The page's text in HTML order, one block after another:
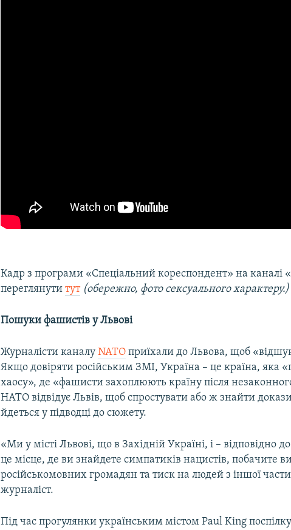
Кадр з програми «Cпеціальний кореспондент» на каналі
переглянутитут (обережно, фото сексуального характеру.)
Пошуки фашистів у Львові
Журналісти каналуNATO приїхали до Львова, щоб
Якщо довіряти російським ЗМІ, Україна – це країна, яка
хаосу», де «фашисти захоплюють країну після
НАТО відвідує Львів, щоб спростувати або ж знайти
йдеться у підводці до сюжету.
«Ми у місті Львові, що в Західній Україні, і – відповідно
це місце, де ви знайдете симпатиків нацистів, побачите
російськомовних громадян та тиск на людей з іншої
журналіст.
Під час прогулянки українським містом Paul King